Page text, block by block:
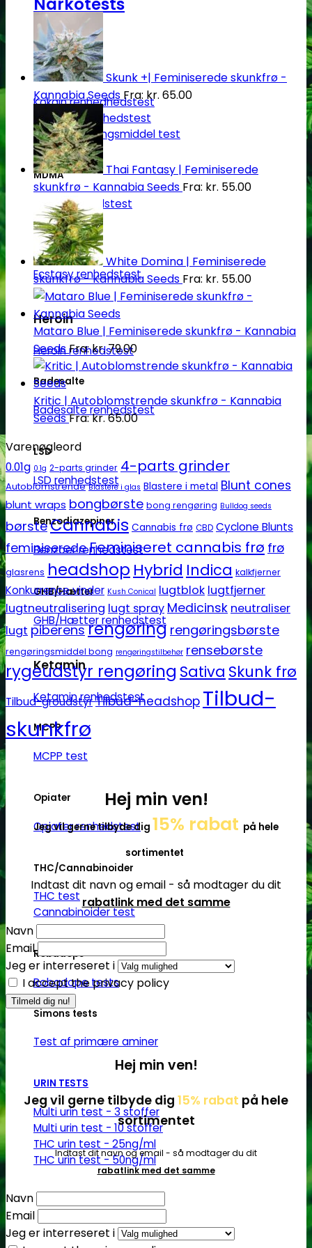
Kokain Tests
Kokain renhedhedstest
Crack renhedhedstest
Kokain blandingsmiddel test
MDMA
MDMA renhedstest
Ecstasy
Ecstasy renhedstest
Heroin
Heroin renhedstest
Badesalte
Badesalte renhedstest
LSD
LSD renhedstest
Benzodiazepiner
Benzoer renhedstest
GHB/Hætter
GHB/Hætter renhedstest
Ketamin
Ketamin renhedstest
MCPP
MCPP test
Opiater
Opiater renhedstest
THC/Cannabinoider
THC test
Cannabinoider test
Robadope
Robadope tests
Simons tests
Test af primære aminer
URIN TESTS
Multi urin test - 3 stoffer
Multi urin test - 10 stoffer
THC urin test - 25ng/ml
THC urin test - 50ng/ml
Skunk +| Feminiserede skunkfrø -
Kannabia Seeds Fra: kr. 65.00
Thai Fantasy | Feminiserede
skunkfrø - Kannabia Seeds Fra: kr. 55.00
White Domina | Feminiserede
skunkfrø - Kannabia Seeds Fra: kr. 55.00
Mataro Blue | Feminiserede skunkfrø - Kannabia
SeedsFra:kr.79.00
Kritic | Autoblomstrende skunkfrø - Kannabia
SeedsFra:kr.65.00
Varenøgleord
0.01g 0.1g 2-parts grinder 4-parts grinder
Autoblomstrende Blastere i glas Blastere i metal Blunt cones
blunt wraps bongbørste bong rengøring Bulldog seeds
børsteCannabis Cannabis frø CBD Cyclone Blunts
feminiseredeFeminiseret cannabis frø frø
glasrens headshop Hybrid Indica kalkfjerner
Konkurrence vinder Kush Conical lugtblok lugtfjerner
lugtneutralisering lugt spray Medicinsk neutraliser
lugt piberensrengøring rengøringsbørste
rengøringsmiddel bong rengøringstilbehør rensebørste
rygeudstyr rengøring Sativa Skunk frø
Tilbud-groudstyrTilbud-headshop Tilbud-
skunkfrø
Hej min ven!
Jeg vil gerne tilbyde dig 15% rabat på hele
sortimentet
Indtast dit navn og email - så modtager du dit
rabatlink med det samme
Navn
Email
Jeg er interreseret i
I accept the privacy policy
Hej min ven!
Jeg vil gerne tilbyde dig 15% rabat på hele
sortimentet
Indtast dit navn og email - så modtager du dit
rabatlink med det samme
Navn
Email
Jeg er interreseret i